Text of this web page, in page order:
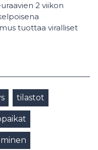
2 viikon
tuottaa viralliset
tilastot